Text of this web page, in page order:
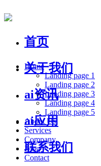
首页
关于我们
ai资讯
ai应用
联系我们
Home
Landing page 1
Landing page 2
Landing page 3
Landing page 4
Landing page 5
About Us
Services
Company
Blog
Contact